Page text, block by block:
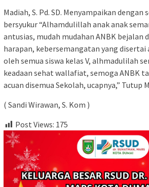
Madiah, S. Pd. SD. Menyampaikan dengan
bersyukur “Alhamdulillah anak anak
antusias, mudah mudahan ANBK bejalan
harapan, kebersemangatan yang disertai
oleh semua siswa kelas V, alhmadulilah
keadaan sehat wallafiat, semoga ANBK
acuan disemua Sekolah, ucapnya,” Tutup
( Sandi Wirawan, S. Kom )
Post Views: 175